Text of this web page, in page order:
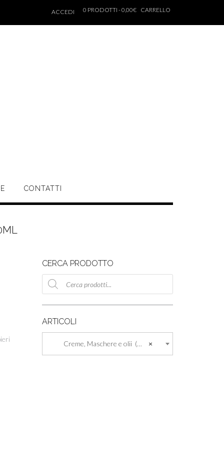
ACCEDI 0 PRODOTTI - 0,00€ CARRELLO
CONTATTI
CERCA PRODOTTO
Ricerca
prodotti
ARTICOLI
×
Creme, Maschere e olii (447)